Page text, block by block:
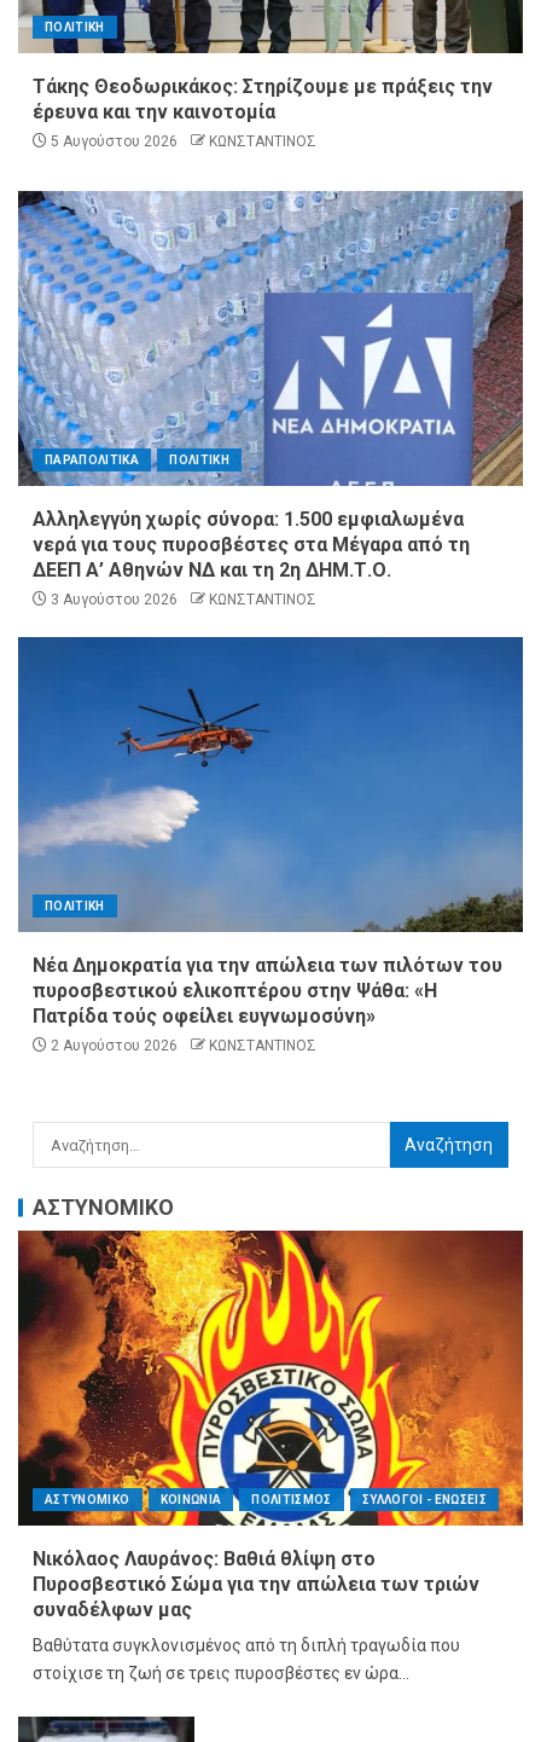
ΠΟΛΙΤΙΚΗ
Τάκης Θεοδωρικάκος: Στηρίζουμε με πράξεις την
έρευνα και την καινοτομία
5 Αυγούστου 2026 ΚΩΝΣΤΑΝΤΙΝΟΣ
ΠΑΡΑΠΟΛΙΤΙΚΑ ΠΟΛΙΤΙΚΗ
Αλληλεγγύη χωρίς σύνορα: 1.500 εμφιαλωμένα
νερά για τους πυροσβέστες στα Μέγαρα από τη
ΔΕΕΠ Α’ Αθηνών ΝΔ και τη 2η ΔΗΜ.Τ.Ο.
3 Αυγούστου 2026 ΚΩΝΣΤΑΝΤΙΝΟΣ
ΠΟΛΙΤΙΚΗ
Νέα Δημοκρατία για την απώλεια των πιλότων του
πυροσβεστικού ελικοπτέρου στην Ψάθα: «Η
Πατρίδα τούς οφείλει ευγνωμοσύνη»
2 Αυγούστου 2026 ΚΩΝΣΤΑΝΤΙΝΟΣ
ΑΣΤΥΝΟΜΙΚΟ
ΑΣΤΥΝΟΜΙΚΟ ΚΟΙΝΩΝΙΑ ΠΟΛΙΤΙΣΜΟΣ ΣΥΛΛΟΓΟΙ - ΕΝΩΣΕΙΣ
Νικόλαος Λαυράνος: Βαθιά θλίψη στο
Πυροσβεστικό Σώμα για την απώλεια των τριών
συναδέλφων μας
Βαθύτατα συγκλονισμένος από τη διπλή τραγωδία που
στοίχισε τη ζωή σε τρεις πυροσβέστες εν ώρα...